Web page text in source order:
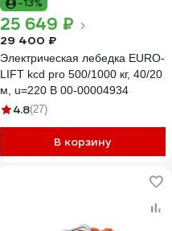
-13%
25 649 ₽
29 400 ₽
Электрическая лебедка EURO-
LIFT kcd pro 500/1000 кг, 40/20
м, u=220 В 00-00004934
4.8(27)
В корзину